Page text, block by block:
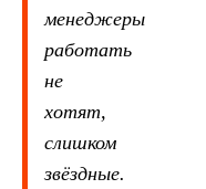
менеджеры
работать
не
хотят,
слишком
звёздные.